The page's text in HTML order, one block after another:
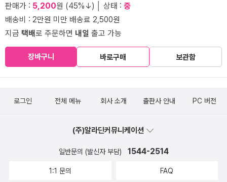
판매가 : 5,200원 (45%↓) │ 상태 : 중
배송비 : 2만원 미만 배송료 2,500원
지금 택배로 주문하면 내일 출고 가능
장바구니 바로구매 보관함
로그인 전체 메뉴 회사 소개 출판사 안내 PC 버전
(주)알라딘커뮤니케이션
일반문의 (발신자 부담) 1544-2514
1:1 문의 FAQ